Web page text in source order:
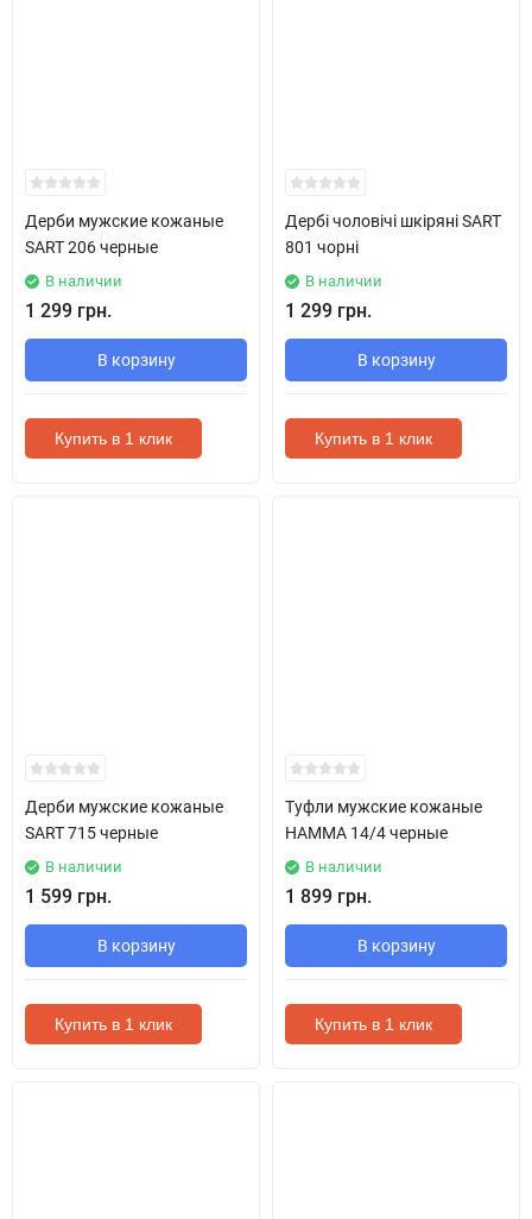
Дерби мужские кожаные
SART 206 черные
В наличии
1 299 грн.
В корзину
Купить в 1 клик
Дербі чоловічі шкіряні SART
801 чорні
В наличии
1 299 грн.
В корзину
Купить в 1 клик
Дерби мужские кожаные
SART 715 черные
В наличии
1 599 грн.
В корзину
Купить в 1 клик
Туфли мужские кожаные
HAMMA 14/4 черные
В наличии
1 899 грн.
В корзину
Купить в 1 клик